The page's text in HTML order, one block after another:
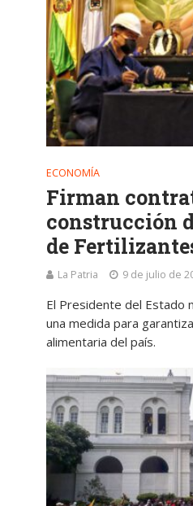
ECONOMÍA
Firman
construcción
de
La Patria 9 de julio de
El Presidente del Estado
una medida para
alimentaria del país.